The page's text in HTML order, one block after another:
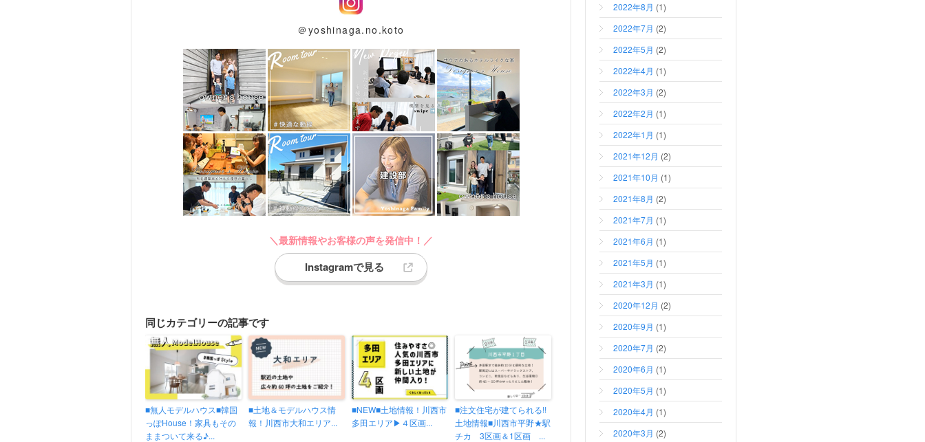
＠yoshinaga.no.koto
＼最新情報やお客様の声を発信中！／
Instagramで見る
同じカテゴリーの記事です
同じカテゴリーの記事がありません
■無人モデルハウス■韓国
っぽHouse！家具もその
ままついて来る♪...
■土地＆モデルハウス情
報！川西市大和エリア...
■NEW■土地情報！川西市
多田エリア▶４区画...
■注文住宅が建てられる!!
土地情報■川西市平野★駅
チカ 3区画＆1区画 ...
2022年8月 (1)
2022年7月 (2)
2022年5月 (2)
2022年4月 (1)
2022年3月 (2)
2022年2月 (1)
2022年1月 (1)
2021年12月 (2)
2021年10月 (1)
2021年8月 (2)
2021年7月 (1)
2021年6月 (1)
2021年5月 (1)
2021年3月 (1)
2020年12月 (2)
2020年9月 (1)
2020年7月 (2)
2020年6月 (1)
2020年5月 (1)
2020年4月 (1)
2020年3月 (2)